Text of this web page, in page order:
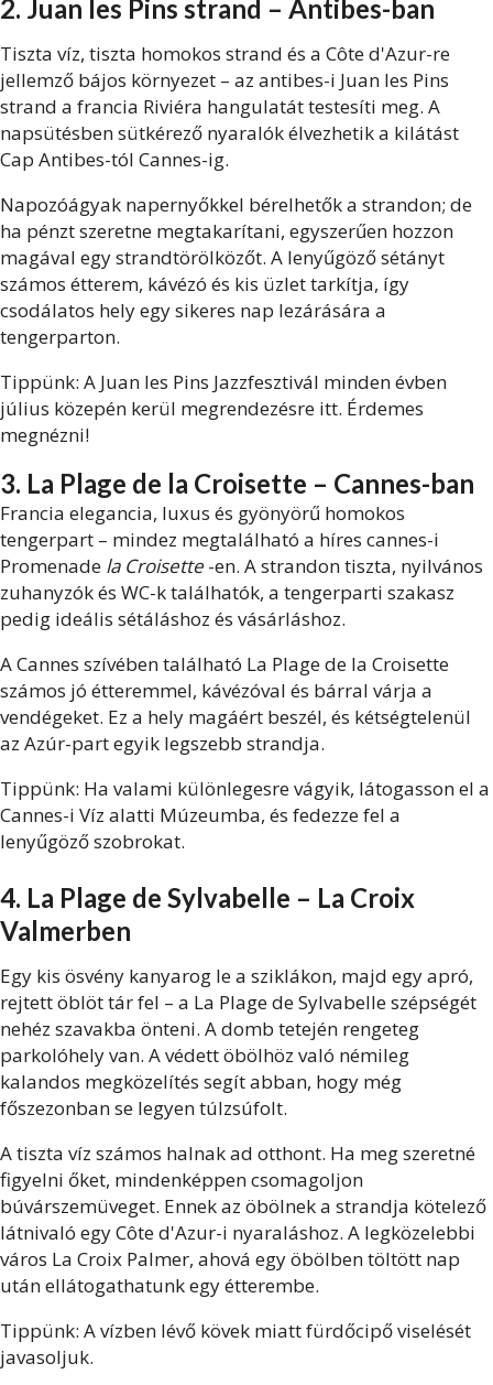
2. Juan les Pins strand – Antibes-ban
Tiszta víz, tiszta homokos strand és a Côte d'Azur-re
jellemző bájos környezet – az antibes-i Juan les Pins
strand a francia Riviéra hangulatát testesíti meg. A
napsütésben sütkérező nyaralók élvezhetik a kilátást
Cap Antibes-tól Cannes-ig.
Napozóágyak napernyőkkel bérelhetők a strandon; de
ha pénzt szeretne megtakarítani, egyszerűen hozzon
magával egy strandtörölközőt. A lenyűgöző sétányt
számos étterem, kávézó és kis üzlet tarkítja, így
csodálatos hely egy sikeres nap lezárására a
tengerparton.
Tippünk: A Juan les Pins Jazzfesztivál minden évben
július közepén kerül megrendezésre itt. Érdemes
megnézni!
3. La Plage de la Croisette – Cannes-ban
Francia elegancia, luxus és gyönyörű homokos
tengerpart – mindez megtalálható a híres cannes-i
Promenade la Croisette -en. A strandon tiszta, nyilvános
zuhanyzók és WC-k találhatók, a tengerparti szakasz
pedig ideális sétáláshoz és vásárláshoz.
A Cannes szívében található La Plage de la Croisette
számos jó étteremmel, kávézóval és bárral várja a
vendégeket. Ez a hely magáért beszél, és kétségtelenül
az Azúr-part egyik legszebb strandja.
Tippünk: Ha valami különlegesre vágyik, látogasson el a
Cannes-i Víz alatti Múzeumba, és fedezze fel a
lenyűgöző szobrokat.
4. La Plage de Sylvabelle – La Croix
Valmerben
Egy kis ösvény kanyarog le a sziklákon, majd egy apró,
rejtett öblöt tár fel – a La Plage de Sylvabelle szépségét
nehéz szavakba önteni. A domb tetején rengeteg
parkolóhely van. A védett öbölhöz való némileg
kalandos megközelítés segít abban, hogy még
főszezonban se legyen túlzsúfolt.
A tiszta víz számos halnak ad otthont. Ha meg szeretné
figyelni őket, mindenképpen csomagoljon
búvárszemüveget. Ennek az öbölnek a strandja kötelező
látnivaló egy Côte d'Azur-i nyaraláshoz. A legközelebbi
város La Croix Palmer, ahová egy öbölben töltött nap
után ellátogathatunk egy étterembe.
Tippünk: A vízben lévő kövek miatt fürdőcipő viselését
javasoljuk.